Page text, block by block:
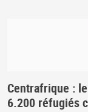
Centrafrique :
6.200 réfugiés